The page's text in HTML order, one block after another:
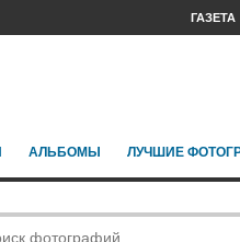
ГАЗЕТА
АЛЬБОМЫ ЛУЧШИЕ